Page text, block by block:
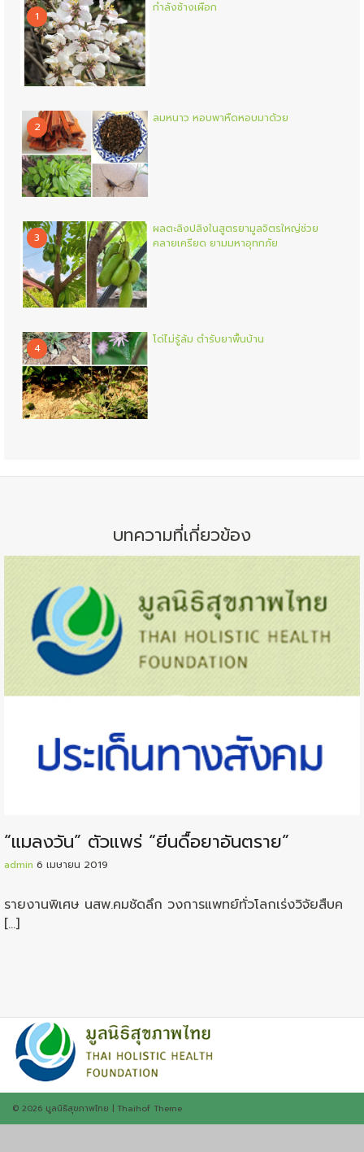
1
กำลังช้างเผือก
2
ลมหนาว หอบพาหืดหอบมาด้วย
3
ผลตะลิงปลิงในสูตรยามูลจิตรใหญ่ช่วย
คลายเครียด ยามมหาอุทกภัย
4
โด่ไม่รู้ล้ม ตำรับยาพื้นบ้าน
บทความที่เกี่ยวข้อง
“แมลงวัน” ตัวแพร่ “ยีนดื้อยาอันตราย”
admin 6 เมษายน 2019
รายงานพิเศษ นสพ.คมชัดลึก วงการแพทย์ทั่วโลกเร่งวิจัยสืบค
[…]
© 2026 มูลนิธิสุขภาพไทย | Thaihof Theme